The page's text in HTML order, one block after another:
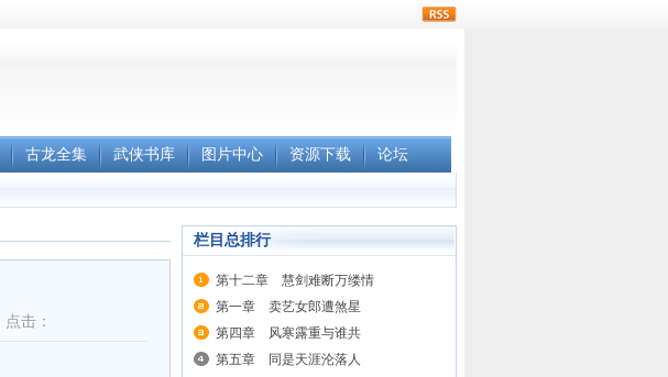
古龙全集 武侠书库 图片中心 资源下载 论坛
点击：
栏目总排行
第十二章 慧剑难断万缕情
第一章 卖艺女郎遭煞星
第四章 风寒露重与谁共
第五章 同是天涯沦落人